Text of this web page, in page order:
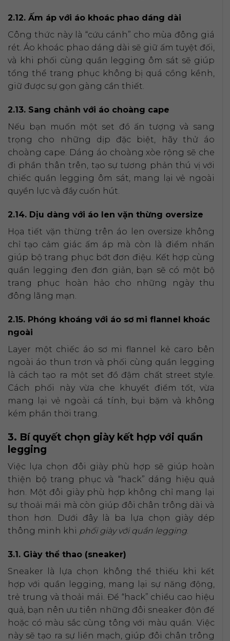
2.12. Ấm áp với áo khoác phao dáng dài
Công thức này là “cứu cánh” cho mùa đông giá
rét. Áo khoác phao dáng dài sẽ giữ ấm tuyệt đối,
và khi phối cùng quần legging ôm sát sẽ giúp
tổng thể trang phục không bị quá cồng kềnh,
giữ được sự gọn gàng cần thiết.
2.13. Sang chảnh với áo choàng cape
Nếu bạn muốn một set đồ ấn tượng và sang
trọng cho những dịp đặc biệt, hãy thử áo
choàng cape. Dáng áo choàng xòe rộng sẽ che
đi phần thân trên, tạo sự tương phản thú vị với
chiếc quần legging ôm sát, mang lại vẻ ngoài
quyền lực và đầy cuốn hút.
2.14. Dịu dàng với áo len vặn thừng oversize
Họa tiết vặn thừng trên áo len oversize không
chỉ tạo cảm giác ấm áp mà còn là điểm nhấn
giúp bộ trang phục bớt đơn điệu. Kết hợp cùng
quần legging đen đơn giản, bạn sẽ có một bộ
trang phục hoàn hảo cho những ngày thu
đông lãng mạn.
2.15. Phóng khoáng với áo sơ mi flannel khoác
ngoài
Layer một chiếc áo sơ mi flannel kẻ caro bên
ngoài áo thun trơn và phối cùng quần legging
là cách tạo ra một set đồ đậm chất street style.
Cách phối này vừa che khuyết điểm tốt, vừa
mang lại vẻ ngoài cá tính, bụi bặm và không
kém phần thời trang.
3. Bí quyết chọn giày kết hợp với quần
legging
Việc lựa chọn đôi giày phù hợp sẽ giúp hoàn
thiện bộ trang phục và “hack” dáng hiệu quả
hơn. Một đôi giày phù hợp không chỉ mang lại
sự thoải mái mà còn giúp đôi chân trông dài và
thon hơn. Dưới đây là ba lựa chọn giày dép
thông minh khi phối giày với quần legging.
3.1. Giày thể thao (sneaker)
Sneaker là lựa chọn không thể thiếu khi kết
hợp với quần legging, mang lại sự năng động,
trẻ trung và thoải mái. Để “hack” chiều cao hiệu
quả, bạn nên ưu tiên những đôi sneaker độn đế
hoặc có màu sắc cùng tông với màu quần. Việc
này sẽ tạo ra sự liền mạch, giúp đôi chân trông